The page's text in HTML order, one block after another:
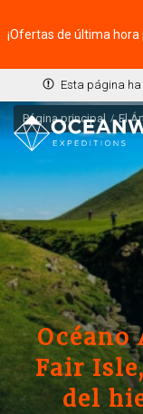
Esta página
Página principal El
Océano
Fair
del